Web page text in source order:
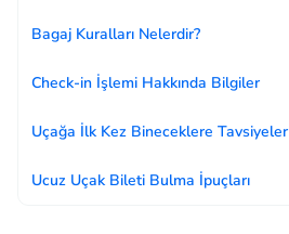
Bagaj Kuralları Nelerdir?
Check-in İşlemi Hakkında Bilgiler
Uçağa İlk Kez Bineceklere Tavsiyeler
Ucuz Uçak Bileti Bulma İpuçları